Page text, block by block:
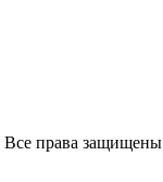
Все права защищены